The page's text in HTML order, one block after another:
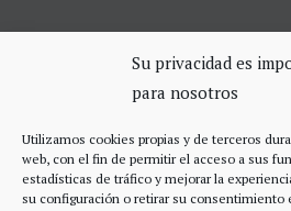
Su privacidad es
para nosotros
Utilizamos cookies propias y de terceros
web, con el fin de permitir el acceso a sus
estadísticas de tráfico y mejorar la
su configuración o retirar su
SERVICIOS DE
Apertura Puertas
Cerraduras de alta
Accesos